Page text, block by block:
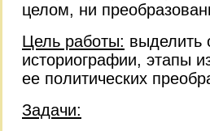
целом, ни
Цель работы: выделить
историографии, этапы
ее политических
Задачи: